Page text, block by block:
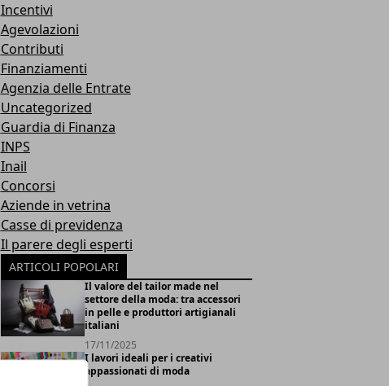
Incentivi
Agevolazioni
Contributi
Finanziamenti
Agenzia delle Entrate
Uncategorized
Guardia di Finanza
INPS
Inail
Concorsi
Aziende in vetrina
Casse di previdenza
Il parere degli esperti
ARTICOLI POPOLARI
Il valore del tailor made nel
settore della moda: tra accessori
in pelle e produttori artigianali
italiani
17/11/2025
I lavori ideali per i creativi
appassionati di moda